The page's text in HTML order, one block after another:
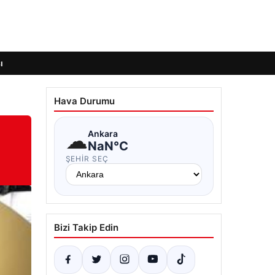
Hava Durumu
☁Ankara
NaN°C
ŞEHIR SEÇ
Bizi Takip Edin